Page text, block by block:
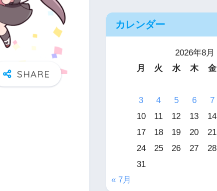
カレンダー
2026年8月
月
火 水 木 金
3
4 5 6 7
10
11 12 13 14
17
18 19 20 21
24
25 26 27 28
31
« 7月